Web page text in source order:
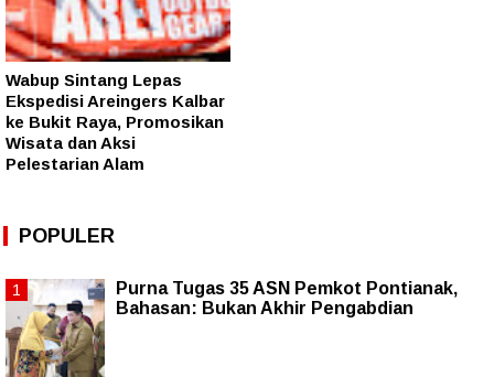
Wabup Sintang Lepas
Ekspedisi Areingers Kalbar
ke Bukit Raya, Promosikan
Wisata dan Aksi
Pelestarian Alam
POPULER
Purna Tugas 35 ASN Pemkot Pontianak,
Bahasan: Bukan Akhir Pengabdian